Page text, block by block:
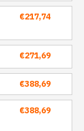
€217,74
€271,69
€388,69
€388,69